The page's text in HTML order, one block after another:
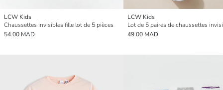
LCW Kids
Chaussettes invisibles fille lot de 5 pièces
54.00 MAD
LCW Kids
49.00 MAD